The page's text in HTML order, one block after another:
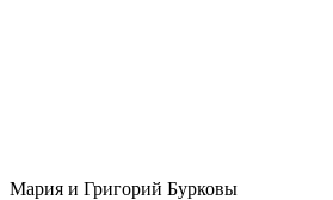
Мария и Григорий Бурковы